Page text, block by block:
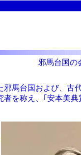
邪馬台国
邪馬台国および、古
を称え、｢安本美典